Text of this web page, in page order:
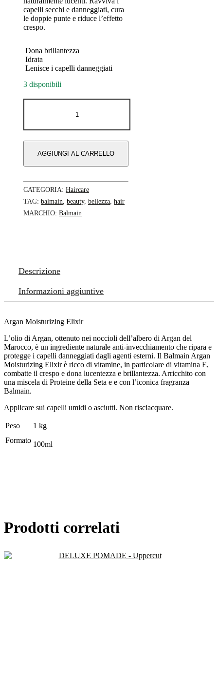
capelli secchi e danneggiati, cura
le doppie punte e riduce l’effetto
crespo.
Dona brillantezza
Idrata
Lenisce i capelli danneggiati
3 disponibili
-
Moisturizing
quantità
AGGIUNGI AL CARRELLO
CATEGORIA: Haircare
TAG: balmain beauty, bellezza hair
MARCHIO: Balmain
Descrizione
Informazioni aggiuntive
Argan Moisturizing Elixir
L’olio di Argan, ottenuto nei noccioli dell’albero di Argan del
Marocco, è un ingrediente naturale anti-invecchiamento che ripara e
protegge i capelli danneggiati dagli agenti esterni. Il Balmain Argan
Moisturizing Elixir è ricco di vitamine, in particolare di vitamina E,
combatte il crespo e dona lucentezza e brillantezza. Arricchito con
una miscela di Proteine della Seta e e con l’iconica fragranza
Balmain.
Applicare sui capelli umidi o asciutti. Non risciacquare.
Peso
1 kg
Formato 100ml
Prodotti correlati